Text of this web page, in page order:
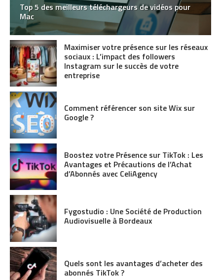
Top 5 des meilleurs téléchargeurs de vidéos pour
Mac
Maximiser votre présence sur les réseaux
sociaux : L’impact des followers
Instagram sur le succès de votre
entreprise
Comment référencer son site Wix sur
Google ?
Boostez votre Présence sur TikTok : Les
Avantages et Précautions de l’Achat
d’Abonnés avec CeliAgency
Fygostudio : Une Société de Production
Audiovisuelle à Bordeaux
Quels sont les avantages d’acheter des
abonnés TikTok ?